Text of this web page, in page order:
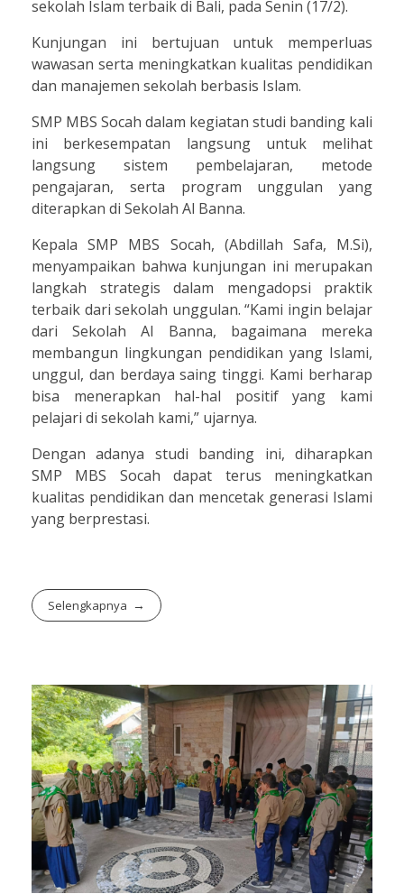
sekolah Islam terbaik di Bali, pada Senin (17/2).
Kunjungan ini bertujuan untuk memperluas
wawasan serta meningkatkan kualitas pendidikan
dan manajemen sekolah berbasis Islam.
SMP MBS Socah dalam kegiatan studi banding kali
ini berkesempatan langsung untuk melihat
langsung sistem pembelajaran, metode
pengajaran, serta program unggulan yang
diterapkan di Sekolah Al Banna.
Kepala SMP MBS Socah, (Abdillah Safa, M.Si),
menyampaikan bahwa kunjungan ini merupakan
langkah strategis dalam mengadopsi praktik
terbaik dari sekolah unggulan. “Kami ingin belajar
dari Sekolah Al Banna, bagaimana mereka
membangun lingkungan pendidikan yang Islami,
unggul, dan berdaya saing tinggi. Kami berharap
bisa menerapkan hal-hal positif yang kami
pelajari di sekolah kami,” ujarnya.
Dengan adanya studi banding ini, diharapkan
SMP MBS Socah dapat terus meningkatkan
kualitas pendidikan dan mencetak generasi Islami
yang berprestasi.
Selengkapnya